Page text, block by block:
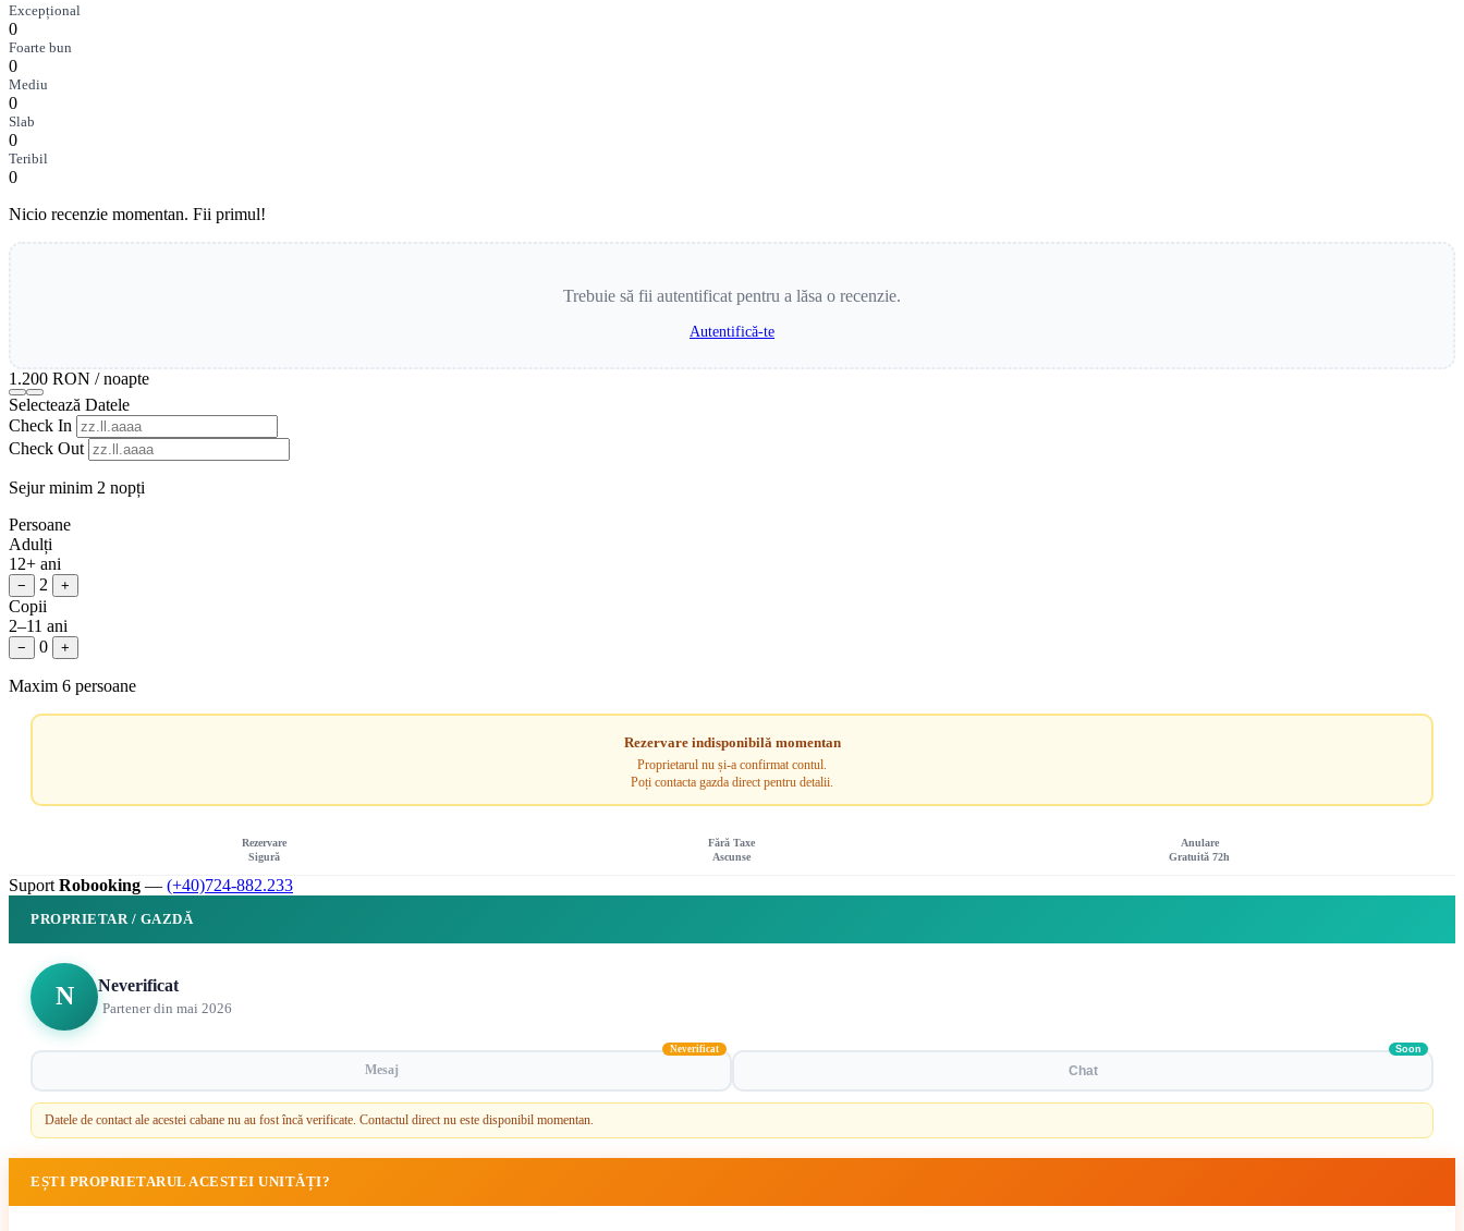
Excepțional
0
Foarte bun
0
Mediu
0
Slab
0
Teribil
0
Nicio recenzie momentan. Fii primul!
Trebuie să fii autentificat pentru a lăsa o recenzie.
Autentifică-te
1.200 RON / noapte
Selectează Datele
Check In
Check Out
Sejur minim 2 nopți
Persoane
Adulți
12+ ani
− 2 +
Copii
2–11 ani
− 0 +
Maxim 6 persoane
Rezervare indisponibilă momentan
Proprietarul nu și-a confirmat contul.
Poți contacta gazda direct pentru detalii.
Rezervare
Sigură
Fără Taxe
Ascunse
Anulare
Gratuită 72h
Suport Robooking — (+40)724-882.233
PROPRIETAR / GAZDĂ
N Neverificat
Partener din mai 2026
Mesaj
Neverificat
Chat
Soon
Datele de contact ale acestei cabane nu au fost încă verificate. Contactul direct nu este disponibil momentan.
EȘTI PROPRIETARUL ACESTEI UNITĂȚI?